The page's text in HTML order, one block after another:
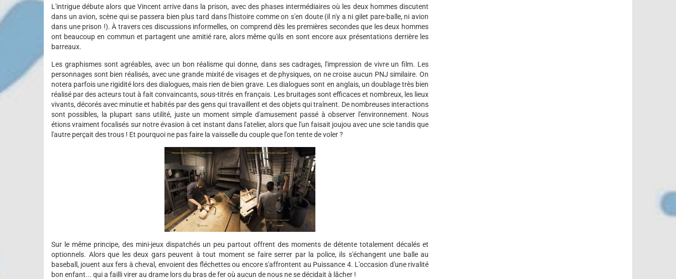
L'intrigue débute alors que Vincent arrive dans la prison, avec des phases intermédiaires où les deux hommes discutent
dans un avion, scène qui se passera bien plus tard dans l'histoire comme on s'en doute (il n'y a ni gilet pare-balle, ni avion
dans une prison !). À travers ces discussions informelles, on comprend dès les premières secondes que les deux hommes
ont beaucoup en commun et partagent une amitié rare, alors même qu'ils en sont encore aux présentations derrière les
barreaux.
Les graphismes sont agréables, avec un bon réalisme qui donne, dans ses cadrages, l'impression de vivre un film. Les
personnages sont bien réalisés, avec une grande mixité de visages et de physiques, on ne croise aucun PNJ similaire. On
notera parfois une rigidité lors des dialogues, mais rien de bien grave. Les dialogues sont en anglais, un doublage très bien
réalisé par des acteurs tout à fait convaincants, sous-titrés en français. Les bruitages sont efficaces et nombreux, les lieux
vivants, décorés avec minutie et habités par des gens qui travaillent et des objets qui traînent. De nombreuses interactions
sont possibles, la plupart sans utilité, juste un moment simple d'amusement passé à observer l'environnement. Nous
étions vraiment focalisés sur notre évasion à cet instant dans l'atelier, alors que l'un faisait joujou avec une scie tandis que
l'autre perçait des trous ! Et pourquoi ne pas faire la vaisselle du couple que l'on tente de voler ?
Sur le même principe, des mini-jeux dispatchés un peu partout offrent des moments de détente totalement décalés et
optionnels. Alors que les deux gars peuvent à tout moment se faire serrer par la police, ils s'échangent une balle au
baseball, jouent aux fers à cheval, envoient des fléchettes ou encore s'affrontent au Puissance 4. L'occasion d'une rivalité
bon enfant... qui a failli virer au drame lors du bras de fer où aucun de nous ne se décidait à lâcher !